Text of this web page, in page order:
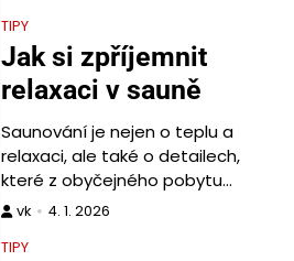
TIPY
Jak si zpříjemnit
relaxaci v sauně
Saunování je nejen o teplu a
relaxaci, ale také o detailech,
které z obyčejného pobytu…
vk
4. 1. 2026
TIPY